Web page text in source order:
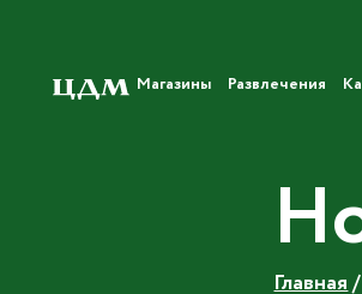
Магазины Развлечения
Главная